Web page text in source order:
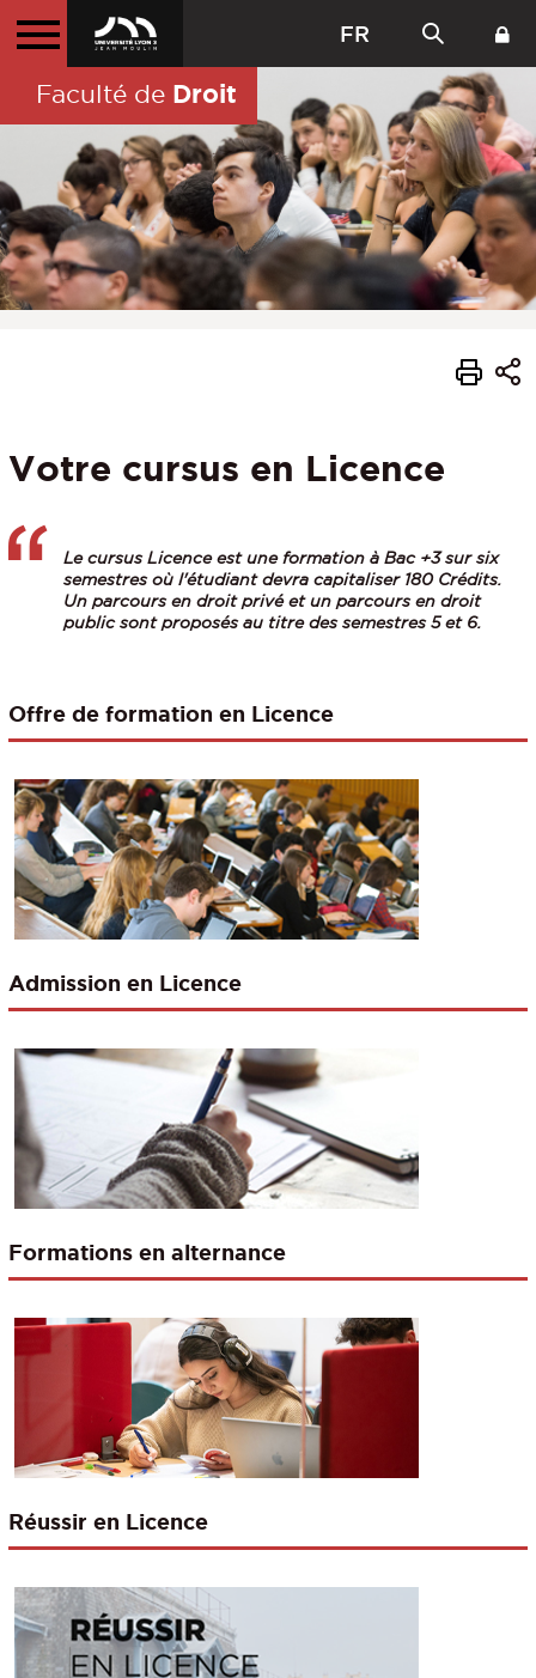
FR
Faculté de Droit
Votre cursus en Licence
Le cursus Licence est une formation à Bac +3 sur six
semestres où l'étudiant devra capitaliser 180 Crédits.
Un parcours en droit privé et un parcours en droit
public sont proposés au titre des semestres 5 et 6.
Offre de formation en Licence
Admission en Licence
Formations en alternance
Réussir en Licence